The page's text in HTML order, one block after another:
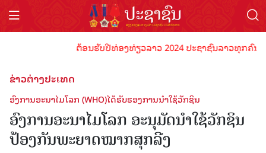
ຕ້ອນຮັບປີທ່ອງທ່ຽວລາວ 2024 ປະຊາຊົນລາວທຸກຄົນ
ຂ່າວຕ່າງປະເທດ
ອົງການອະນາໄມໂລກ (WHO)ໄດ້ຮັບຮອງການນໍາໃຊ້ວັກຊິນ
ອົງການອະນາໄມໂລກ ອະນຸມັດນໍາໃຊ້ວັກຊິນ
ປ້ອງກັນພະຍາດໝາກສຸກລີງ